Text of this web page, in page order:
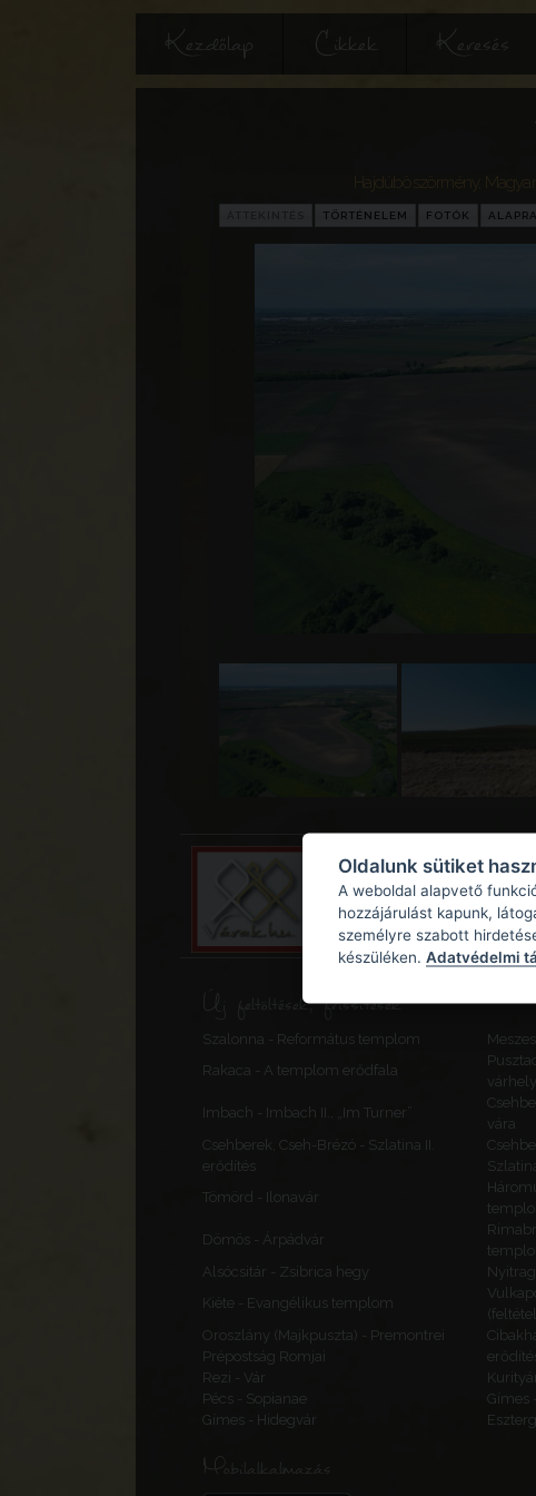
Kezdőlap Cikkek Keresés
Hajdúböszörmény
TÖRTÉNELEM FOTÓK
Új feltöltések, frissítések
Szalonna - Református templom
Rakaca - A templom erődfala
várhely
Imbach - Imbach II., „Im Turner”
vára
Csehberek, Cseh-Brézó - Szlatina II.
erődítés
Tömörd - Ilonavár
Dömös - Árpádvár
Alsócsitár - Zsibrica hegy
Kiéte - Evangélikus templom
Oroszlány (Majkpuszta) - Premontrei
Prépostság Romjai
Rezi - Vár
Pécs - Sopianae
Gímes
Gímes - Hidegvár
Mobilalkalmazás
Oldalunk sütiket
A weboldal alapvető
hozzájárulást kapunk,
személyre szabott
készüléken. Adatvédelmi